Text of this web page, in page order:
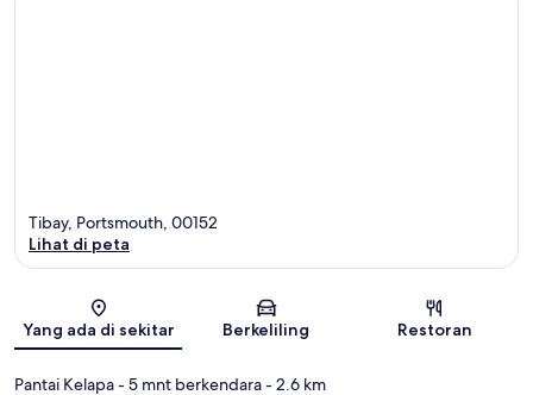
Peta
Tibay, Portsmouth, 00152
Lihat di peta
Yang ada di sekitar Berkeliling Restoran
Pantai Kelapa- 5 mnt berkendara- 2.6 km